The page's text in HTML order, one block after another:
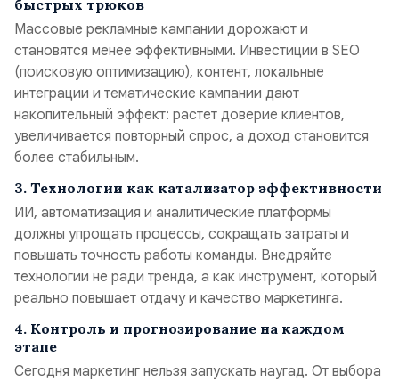
быстрых трюков
Массовые рекламные кампании дорожают и
становятся менее эффективными. Инвестиции в SEO
(поисковую оптимизацию), контент, локальные
интеграции и тематические кампании дают
накопительный эффект: растет доверие клиентов,
увеличивается повторный спрос, а доход становится
более стабильным.
3. Технологии как катализатор эффективности
ИИ, автоматизация и аналитические платформы
должны упрощать процессы, сокращать затраты и
повышать точность работы команды. Внедряйте
технологии не ради тренда, а как инструмент, который
реально повышает отдачу и качество маркетинга.
4. Контроль и прогнозирование на каждом
этапе
Сегодня маркетинг нельзя запускать наугад. От выбора